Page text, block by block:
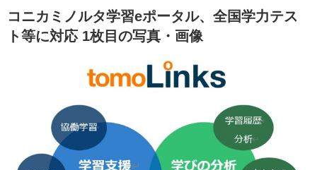
コニカミノルタ学習eポータル、全国学力テス
ト等に対応 1枚目の写真・画像